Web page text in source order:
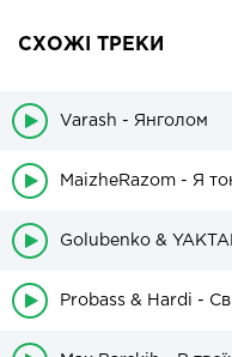
СХОЖІ ТРЕКИ
Varash - Янголом
MaizheRazom - Я